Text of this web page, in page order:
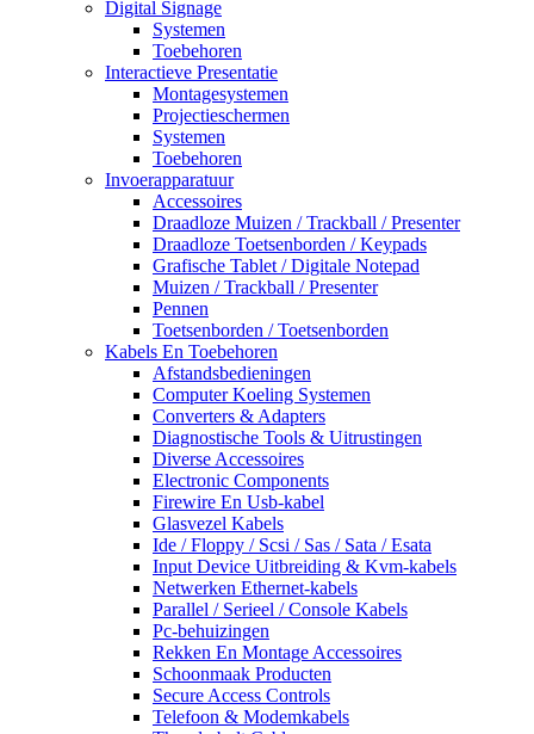
Digital Signage
Systemen
Toebehoren
Interactieve Presentatie
Montagesystemen
Projectieschermen
Systemen
Toebehoren
Invoerapparatuur
Accessoires
Draadloze Muizen / Trackball / Presenter
Draadloze Toetsenborden / Keypads
Grafische Tablet / Digitale Notepad
Muizen / Trackball / Presenter
Pennen
Toetsenborden / Toetsenborden
Kabels En Toebehoren
Afstandsbedieningen
Computer Koeling Systemen
Converters & Adapters
Diagnostische Tools & Uitrustingen
Diverse Accessoires
Electronic Components
Firewire En Usb-kabel
Glasvezel Kabels
Ide / Floppy / Scsi / Sas / Sata / Esata
Input Device Uitbreiding & Kvm-kabels
Netwerken Ethernet-kabels
Parallel / Serieel / Console Kabels
Pc-behuizingen
Rekken En Montage Accessoires
Schoonmaak Producten
Secure Access Controls
Telefoon & Modemkabels